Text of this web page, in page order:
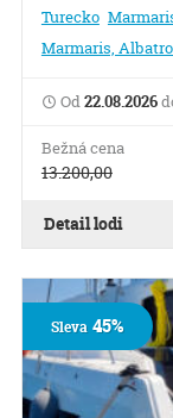
Turecko
Marmaris,
Od22.08.2026
Bežná cena
13.200,00
Detail lodi
Sleva45%